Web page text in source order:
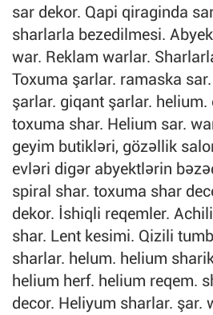
sar dekor. Qapi qiraginda
sharlarla bezedilmesi.
war. Reklam warlar.
Toxuma şarlar. ramaska
şarlar. giqant şarlar. helium.
toxuma shar. Helium sar.
geyim butikləri, gözəllik
evləri digər abyektlərin
spiral shar. toxuma shar
dekor. İshiqli reqemler.
shar. Lent kesimi. Qizili
sharlar. helum. helium
helium herf. helium reqem.
decor. Heliyum sharlar. şar.